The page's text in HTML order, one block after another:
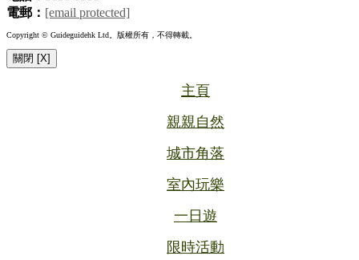
電郵： [email protected]
Copyright © Guideguidehk Ltd。版權所有，不得轉載。
關閉 [X]
主頁
親親自然
城市角落
室內玩樂
一日遊
限時活動